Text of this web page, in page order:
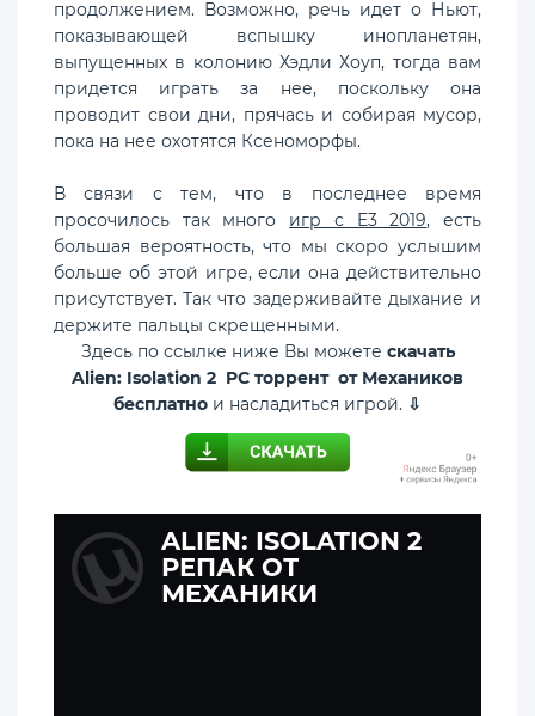
продолжением. Возможно, речь идет о Ньют,
показывающей вспышку инопланетян,
выпущенных в колонию Хэдли Хоуп, тогда вам
придется играть за нее, поскольку она
проводит свои дни, прячась и собирая мусор,
пока на нее охотятся Ксеноморфы.
В связи с тем, что в последнее время
просочилось так много игр с E3 2019, есть
большая вероятность, что мы скоро услышим
больше об этой игре, если она действительно
присутствует. Так что задерживайте дыхание и
держите пальцы скрещенными.
Здесь по ссылке ниже Вы можете скачать
Alien: Isolation 2 PC торрент от Механиков
бесплатно и насладиться игрой. ⇩
ALIEN: ISOLATION 2
РЕПАК ОТ
МЕХАНИКИ